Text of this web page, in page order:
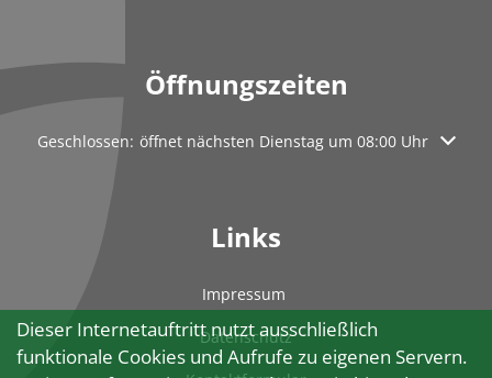
Öffnungszeiten
Klicken, um weitere Öffnungs- oder Schließzeiten
Geschlossen: öffnet nächsten Dienstag um 08:00 Uhr
Links
Impressum
Datenschutz
Dieser Internetauftritt nutzt ausschließlich
funktionale Cookies und Aufrufe zu eigenen Servern.